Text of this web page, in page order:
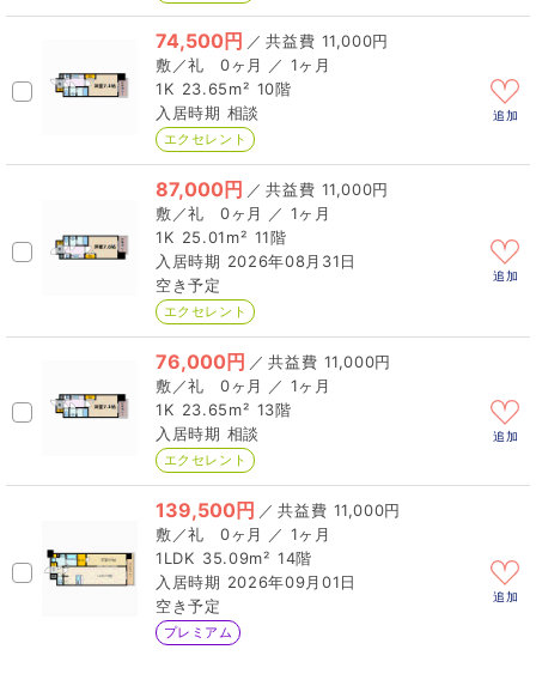
74,500円 ／
11,000円
0ヶ月 ／ 1ヶ月
1K 23.65m² 10階
相談
エクセレント
追加
87,000円 ／
11,000円
0ヶ月 ／ 1ヶ月
1K 25.01m² 11階
2026年08月31日
空き予定
エクセレント
追加
76,000円 ／
11,000円
0ヶ月 ／ 1ヶ月
1K 23.65m² 13階
相談
エクセレント
追加
139,500円 ／
11,000円
0ヶ月 ／ 1ヶ月
1LDK 35.09m² 14階
2026年09月01日
空き予定
プレミアム
追加